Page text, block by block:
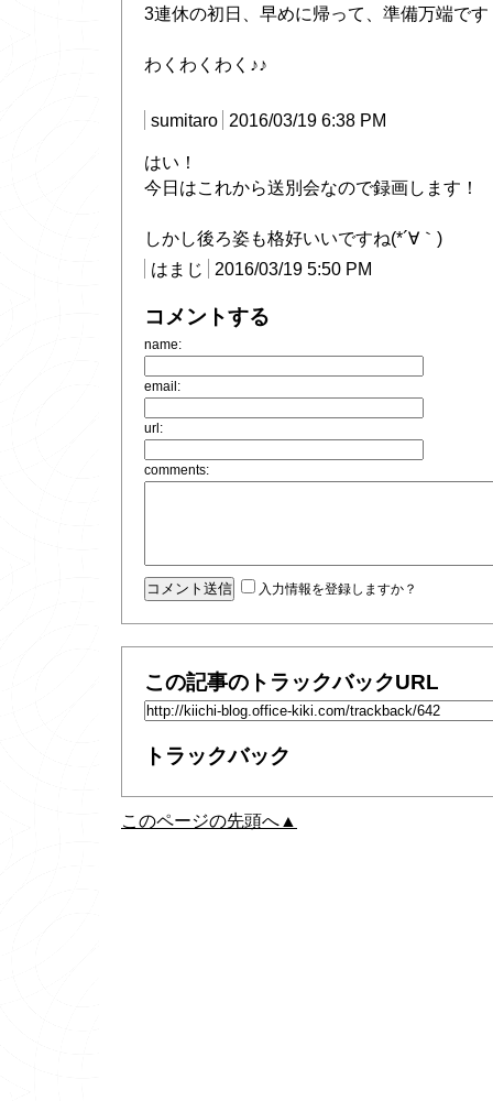
3連休の初日、早めに帰って、準備万端です
わくわくわく♪♪
sumitaro 2016/03/19 6:38 PM
はい！
今日はこれから送別会なので録画します！
しかし後ろ姿も格好いいですね(*´∀｀)
はまじ
2016/03/19 5:50 PM
コメントする
name:
email:
url:
comments:
入力情報を登録しますか？
この記事のトラックバックURL
トラックバック
このページの先頭へ▲